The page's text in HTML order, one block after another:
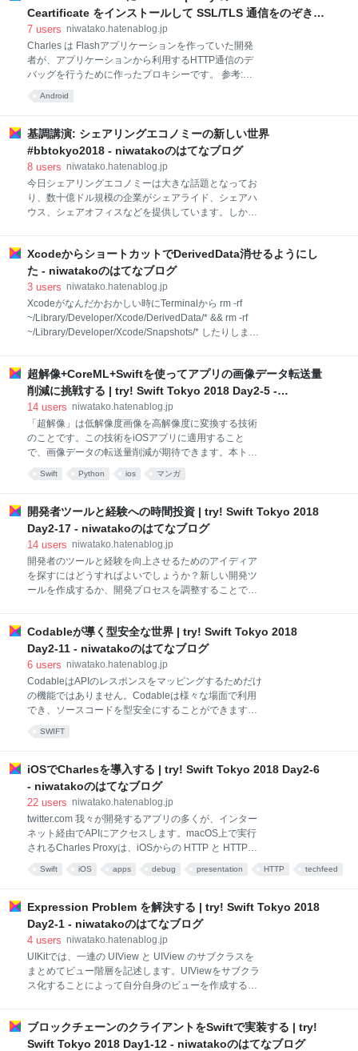
業は、では自社サイトでも作って看板代わりにしよ
う、程度の事を考えたと思う。そしてそれは現在のイ
ンターネットサービスから見ればとても原始的で些細
なこと（GoogleやAmazonと比べれば）だったと思
う。 今もそれと同様で、今の自社のビジネスにどう活
やAmazonにはならない。おそらくいまとは全く違う
ックチェーンが大きな産業として成立するまでにはい
くらかステップが必要で、人々が普通にウォレットを
持つようにな
Ceartificate をインストールして SSL/TLS 通信をのぞき見
する(on Mac) - niwatakoのはてなブログ
7 users niwatako.hatenablog.jp
Charles は Flashアプリケーションを作っていた開発
者が、アプリケーションから利用するHTTP通信のデ
バッグを行うために作ったプロキシーです。 参考:
どのような通信を行っているか確認したり、APIのレ
スポンスを書き換えてアプリケーションの挙動を確認
したりすることが出来ます。 MacやiOSでCharlesプロ
ていますが、Androidは手動でやらなくてはならなか
ったのでその手順のメモです。 環境は macOS High
Sierra, Android 8.1 Emulator です。 Charles でプロキ
Android
基調講演: シェアリングエコノミーの新しい世界
#bbtokyo2018 - niwatakoのはてなブログ
8 users niwatako.hatenablog.jp
今日シェアリングエコノミーは大きな話題となってお
り、数十億ドル規模の企業がシェアライド、シェアハ
ウス、シェアオフィスなどを提供しています。しかし
やサービスの恩恵を受けていた時代にさかのぼりま
す。本講演ではブロックチェーンテクノロジーと仮想
通貨をベースとした経済環境の中で、現代の新しいタ
イプのシェアリングエコノミーをどう構築し、どう評
価していくべきかを探ります。 Jonathan Ha (Red
Pulse 設立者・CEO) 基調講演: シェアリングエコノミ
アリングエコノミーとは何でしょうか。 当初の本質的
な目的を達成したものはあるのでしょうか オンデマン
ドで、金銭的な取引、価値交換ができる、そし
XcodeからショートカットでDerivedData消せるようにし
た - niwatakoのはてなブログ
3 users niwatako.hatenablog.jp
Xcodeがなんだかおかしい時にTerminalから rm -rf
~/Library/Developer/Xcode/DerivedData/* && rm -rf
~/Library/Developer/Xcode/Snapshots/* したりしま
します。 これを、都度Terminalを開かずにXcodeから
実行できるようにしました。 Xcodeメニュー
→Behaviors→Edit Behaviors 左下の ＋ ボタンで新
しいBehaviorを追加してスクリプトを実行するように
します。 実行しているスクリプトはこのようなもので
す #!/bin/bash rm -rf
~/Librar
超解像+CoreML+Swiftを使ってアプリの画像データ転送量
削減に挑戦する | try! Swift Tokyo 2018 Day2-5 -
niwatakoのはてなブログ
14 users niwatako.hatenablog.jp
「超解像」は低解像度画像を高解像度に変換する技術
のことです。この技術をiOSアプリに適用すること
で、画像データの転送量削減が期待できます。本トー
従来手法と比較・検証した結果についてご報告しま
Swift Tokyo 2018 でLT登壇しました＆学習済み
CoreMLモデルを公開しました - kenmazの日記
https://t.co/A95eEn4mht— kentaro matsumae
使ってアプリの画像データ転送量削減に挑戦する こん
にちは、DeNAのまつまえけんたろうです。 始めて英
語でプレゼンテーションします。 今日は超解像度＋
Swift Python ios マンガ
開発者ツールと経験への時間投資 | try! Swift Tokyo 2018
Day2-17 - niwatakoのはてなブログ
14 users niwatako.hatenablog.jp
開発者のツールと経験を向上させるためのアイディア
を探すにはどうすればよいでしょうか？新しい開発ツ
ールを作成するか、開発プロセスを調整することで、
10人の開発者の生活をより良くするものに取り組むこ
とを決めた人です。 開発者ツールと経験への時間投資
UXはわかると思いますがDXとは何でしょう 変更の検
証に時間がかかるとかメンテナンスが複雑だとかどれ
位バグレポートに時間を要するか。 これは私たちの仕
事に大きなインパクトを与えます。 やはり適切なツー
て効率化などをしています。 OSSは3万以上のアーキ
るためののものです。 どんな問題の例があるでしょ
う。例えばコンパイル時間 プロジェクトコンパイルで
はシ
Codableが導く型安全な世界 | try! Swift Tokyo 2018
Day2-11 - niwatakoのはてなブログ
6 users niwatako.hatenablog.jp
CodableはAPIのレスポンスをマッピングするためだけ
の機能ではありません。Codableは様々な場面で利用
でき、ソースコードを型安全にすることができます。
をプロトコルとCodableで組み合わせる UserDefault
へStructやClassが保存しやすくなる Codableはプロト
コルと相性が良いです DictionaryとStructの変換が簡単
配列に変換する URLComponentを使うと完全なURL
にできる シンプルですがコード量が多くなります。 コ
ードはこちらに 置いているのでチェックして下さい 型
安全の代わりに欠点もあります。そこを補うため
SWIFT
iOSでCharlesを導入する | try! Swift Tokyo 2018 Day2-6
- niwatakoのはてなブログ
22 users niwatako.hatenablog.jp
twitter.com 我々が開発するアプリの多くが、インター
ネット経由でAPIにアクセスします。macOS上で実行
されるCharles Proxyは、iOSからの HTTP と HTTPS
ッグしたり、パフォーマンスを測定することができま
Karl が Charles for iOS という新しく強力なアプローチ
を発表します。これにより、あなたのiOSデバイスで
トラフィックを直接キャプチャすることが可能となり
際には審査中だったCharles Proxy for iOS がリリース
されました Charles Proxy XK72ユーティリティ
¥1,080 Charles Proxy i
Swift iOS apps debug presentation HTTP techfeed
Expression Problem を解決する | try! Swift Tokyo 2018
Day2-1 - niwatakoのはてなブログ
4 users niwatako.hatenablog.jp
UIKitでは、一連の UIView と UIView のサブクラスを
まとめてビュー階層を記述します。UIViewをサブクラ
ス化することによって自分自身のビューを作成するこ
きません。UIKit と似たようなものに EnumKit があ
り、 View は列挙型のケースとして提供されていま
ブロックチェーンのクライアントをSwiftで実装する | try!
Swift Tokyo 2018 Day1-12 - niwatakoのはてなブログ